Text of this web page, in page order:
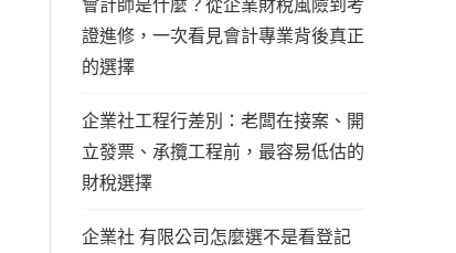
證進修，一次看見會計專業背後真正
的選擇
企業社工程行差別：老闆在接案、開
立發票、承攬工程前，最容易低估的
財稅選擇
企業社 有限公司怎麼選不是看登記